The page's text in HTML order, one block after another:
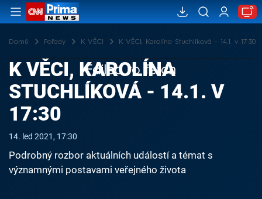
Domů Pořady K VĚCI K VĚCI, Karolína Stuchlíková - 14.1. v 17:30
Failed to fetch
K VĚCI, KAROLÍNA
STUCHLÍKOVÁ - 14.1. V
17:30
14. led 2021, 17:30
Podrobný rozbor aktuálních událostí a témat s
významnými postavami veřejného života